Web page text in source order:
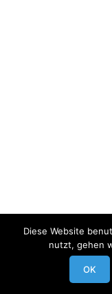
modrowgrafie.de © 2023 |
Businessportraits
Diese Website
nutzt, gehen
OK